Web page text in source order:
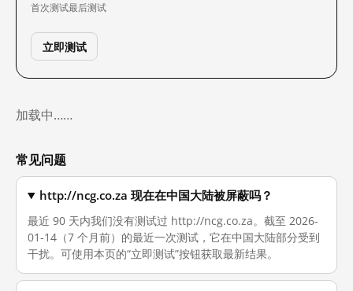
首次测试最后测试
立即测试
加载中……
常见问题
http://ncg.co.za 现在在中国大陆被屏蔽吗？
最近 90 天内我们没有测试过 http://ncg.co.za。截至 2026-
01-14（7 个月前）的最近一次测试，它在中国大陆部分受到
干扰。可使用本页的“立即测试”按钮获取最新结果。